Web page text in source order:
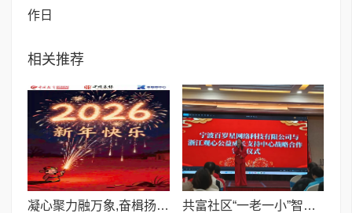
作日
相关推荐
凝心聚力融万象,奋楫扬帆启新程——浙融媒中心2026新年致辞 共富社区“一老一小”智慧康养科普体验馆公益服务项目在浙江宁波正式启动